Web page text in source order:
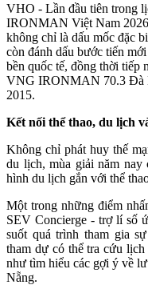
VHO - Lần đầu tiên trong
IRONMAN Việt Nam
không chỉ là dấu mốc đặc
còn đánh dấu bước tiến
bền quốc tế, đồng thời tiếp
VNG IRONMAN 70.3 Đà
2015.
Kết nối thể thao, du lịch
Không chỉ phát huy thế
du lịch, mùa giải năm nay
hình du lịch gắn với thể
Một trong những điểm
SEV Concierge - trợ lí số
suốt quá trình tham gia
tham dự có thể tra cứu
như tìm hiểu các gợi ý về
Nẵng.